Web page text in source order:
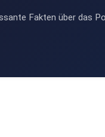
Fakten über das